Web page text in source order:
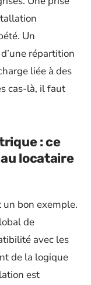
Un
répartition
liée à des
cas-là, il faut
: ce
locataire
bon exemple.
de
avec les
de la logique
est